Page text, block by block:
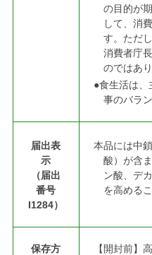
の目的が
して、消
す。ただ
消費者庁
のではあり
●食生活は、
事のバラン
届出表
示
（届出
番号
I1284）
本品には中
酸）が含
ン酸、デ
を高める
保存方
【開封前】